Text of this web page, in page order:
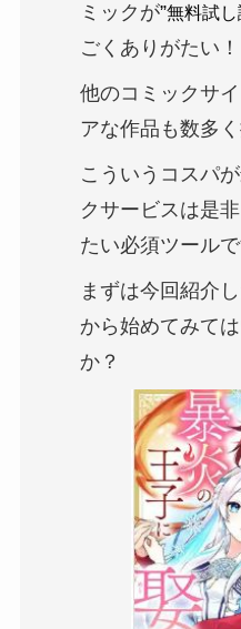
ミックが”無料試し
ごくありがたい！
他のコミックサ
アな作品も数多
こういうコスパ
クサービスは是
たい必須ツール
まずは今回紹介
から始めてみて
か？